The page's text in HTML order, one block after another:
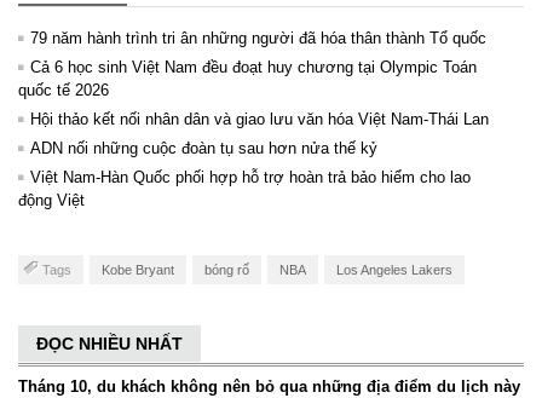
79 năm hành trình tri ân những người đã hóa thân thành Tổ quốc
Cả 6 học sinh Việt Nam đều đoạt huy chương tại Olympic Toán
quốc tế 2026
Hội thảo kết nối nhân dân và giao lưu văn hóa Việt Nam-Thái Lan
ADN nối những cuộc đoàn tụ sau hơn nửa thế kỷ
Việt Nam-Hàn Quốc phối hợp hỗ trợ hoàn trả bảo hiểm cho lao
động Việt
Tags Kobe Bryant bóng rổ NBA Los Angeles Lakers
ĐỌC NHIỀU NHẤT
Tháng 10, du khách không nên bỏ qua những địa điểm du lịch này